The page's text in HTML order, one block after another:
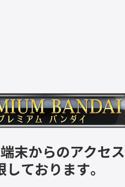
末からのアクセ
しております。